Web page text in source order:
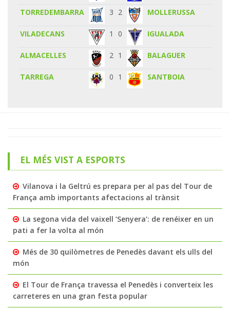
TORREDEMBARRA 3 2 MOLLERUSSA
VILADECANS 1 0 IGUALADA
ALMACELLES 2 1 BALAGUER
TARREGA 0 1 SANTBOIA
EL MÉS VIST A ESPORTS
Vilanova i la Geltrú es prepara per al pas del Tour de
França amb importants afectacions al trànsit
La segona vida del vaixell ‘Senyera’: de renéixer en un
pati a fer la volta al món
Més de 30 quilòmetres de Penedès davant els ulls del
món
El Tour de França travessa el Penedès i converteix les
carreteres en una gran festa popular